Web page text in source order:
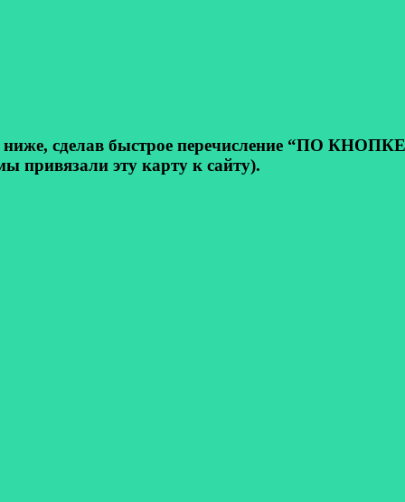
сделав быстрое перечисление “ПО
привязали эту карту к сайту).